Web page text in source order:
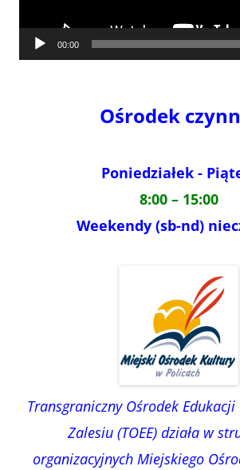
00:00
Ośrodek
Poniedziałek -
8:00 – 15:00
Weekendy (sb-nd)
Transgraniczny Ośrodek
Zalesiu (TOEE) działa w
organizacyjnych Miejskiego